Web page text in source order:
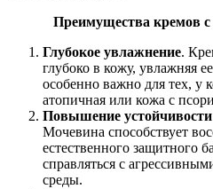
Преимущества кремов
Глубокое увлажнение.
глубоко в кожу, увлажняя
особенно важно для тех, у
атопичная или кожа с
Повышение
Мочевина способствует
естественного защитного
справляться с
среды.